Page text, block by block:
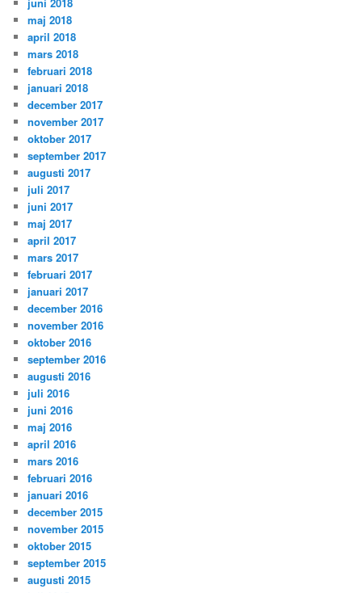
maj 2018
april 2018
mars 2018
februari 2018
januari 2018
december 2017
november 2017
oktober 2017
september 2017
augusti 2017
juli 2017
juni 2017
maj 2017
april 2017
mars 2017
februari 2017
januari 2017
december 2016
november 2016
oktober 2016
september 2016
augusti 2016
juli 2016
juni 2016
maj 2016
april 2016
mars 2016
februari 2016
januari 2016
december 2015
november 2015
oktober 2015
september 2015
augusti 2015